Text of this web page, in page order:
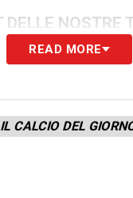
NOSTRE
READ MORE
IL CALCIO DEL